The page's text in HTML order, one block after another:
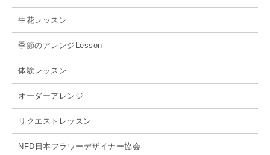
生花レッスン
季節のアレンジLesson
体験レッスン
オーダーアレンジ
リクエストレッスン
NFD日本フラワーデザイナー協会